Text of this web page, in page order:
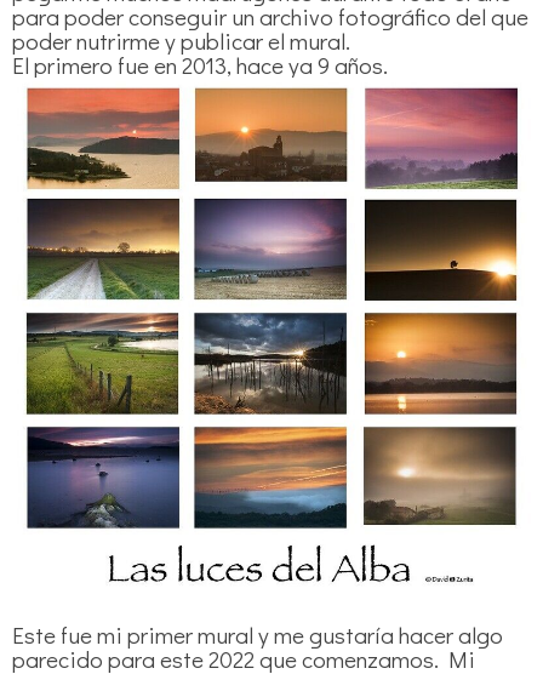
para poder conseguir un archivo fotográfico del que
poder nutrirme y publicar el mural.
El primero fue en 2013, hace ya 9 años.
Este fue mi primer mural y me gustaría hacer algo
parecido para este 2022 que comenzamos. Mi